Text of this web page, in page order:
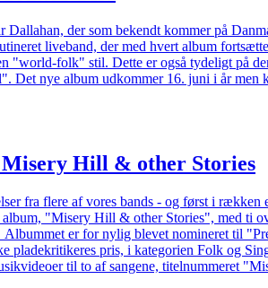
Dallahan, der som bekendt kommer på
liveband, der med hvert album
"world-folk" stil. Dette er også tydeligt på
Det nye album udkommer 16. juni i år men
Misery Hill & other Stories
fra flere af vores bands - og først i rækken
album, "Misery Hill & other Stories", med ti
er for nylig blevet nomineret til
pladekritikeres pris, i kategorien Folk og
til to af sangene, titelnummeret